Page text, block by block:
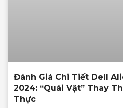
Đánh Giá Chi Tiết Dell
2024: “Quái Vật” Thay
Thực